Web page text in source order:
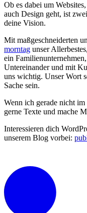
Ob es dabei um
auch Design geht, ist
deine Vision.
Mit maßgeschneiderten
morntag unser
ein
Untereinander und mit
uns wichtig. Unser Wort
Sache sein.
Wenn ich gerade nicht
gerne Texte und mache
Interessieren dich
unserem Blog vorbei: